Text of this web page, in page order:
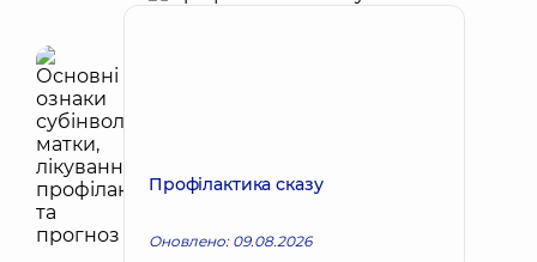
Профілактика сказу
Оновлено: 09.08.2026